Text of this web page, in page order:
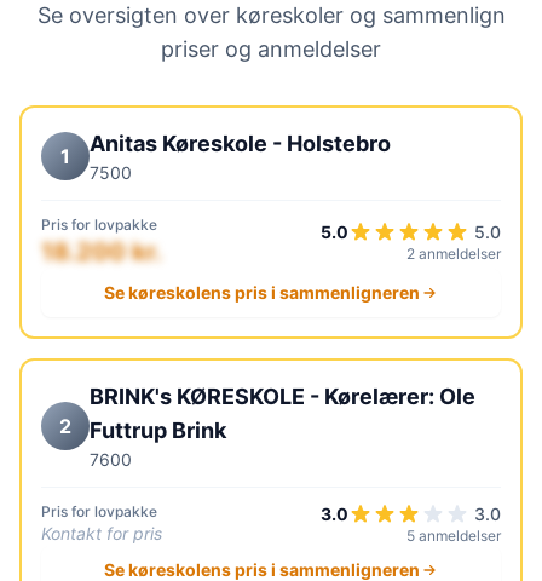
Se oversigten over køreskoler og sammenlign
priser og anmeldelser
1 Anitas Køreskole - Holstebro
7500
Pris for lovpakke
18.200 kr.
5.0 5.0
2 anmeldelser
Se køreskolens pris i sammenligneren
2
BRINK's KØRESKOLE - Kørelærer: Ole
Futtrup Brink
7600
Pris for lovpakke
Kontakt for pris
3.0 3.0
5 anmeldelser
Se køreskolens pris i sammenligneren